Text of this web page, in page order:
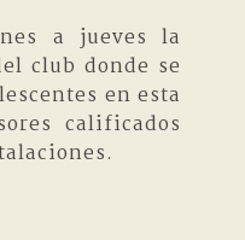
a jueves la
club donde se
en esta
calificados